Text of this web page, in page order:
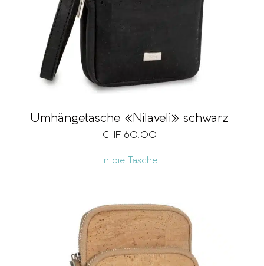
Umhängetasche «Nilaveli» schwarz
CHF 60.00
In die Tasche